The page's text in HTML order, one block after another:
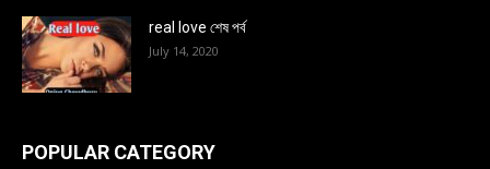
real love শেষ পর্ব
July 14, 2020
POPULAR CATEGORY